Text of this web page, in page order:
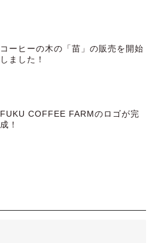
コーヒーの木の「苗」の販売を開始
しました！
FUKU COFFEE FARMのロゴが完
成！